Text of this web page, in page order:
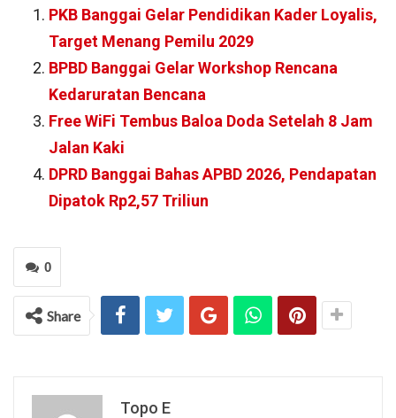
PKB Banggai Gelar Pendidikan Kader Loyalis,
Target Menang Pemilu 2029
BPBD Banggai Gelar Workshop Rencana
Kedaruratan Bencana
Free WiFi Tembus Baloa Doda Setelah 8 Jam
Jalan Kaki
DPRD Banggai Bahas APBD 2026, Pendapatan
Dipatok Rp2,57 Triliun
0
Share
Topo E